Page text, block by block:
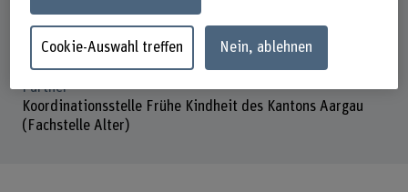
Projektmitarbeitende
Beatrice Kaufmann
Dana Pedemonte
Partner
Koordinationsstelle Frühe Kindheit des Kantons Aargau
(Fachstelle Alter)
Cookie-Auswahl treffen Nein, ablehnen